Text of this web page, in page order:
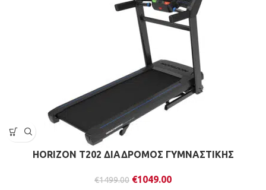
HORIZON T202 ΔΙΑΔΡΟΜΟΣ ΓΥΜΝΑΣΤΙΚΗΣ
€1499.00 €1049.00